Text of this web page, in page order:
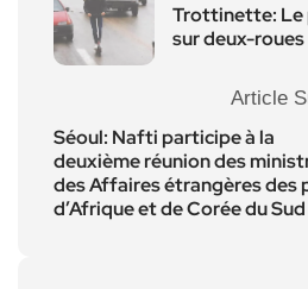
Trottinette: Le
sur deux-roues
Article
Séoul: Nafti participe à la
deuxième réunion des
des Affaires étrangères des
d’Afrique et de Corée du Sud